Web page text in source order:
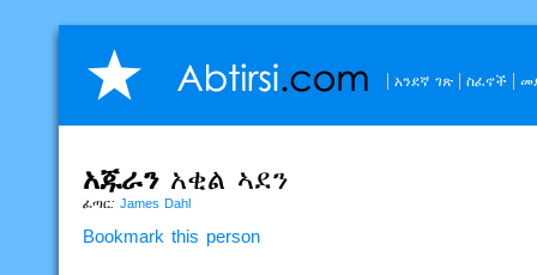
አንደኛ ገጽ ስፈኖች
አጁራን አቂል ኣደን
ፈጣር: James Dahl
Bookmark this person